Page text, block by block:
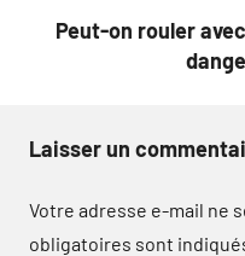
Peut-on rouler
Laisser un
Votre adresse e-mail ne
obligatoires sont